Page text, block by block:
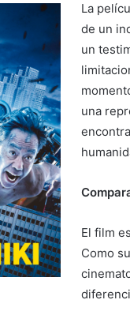
La
de un
un
una
El film
Como